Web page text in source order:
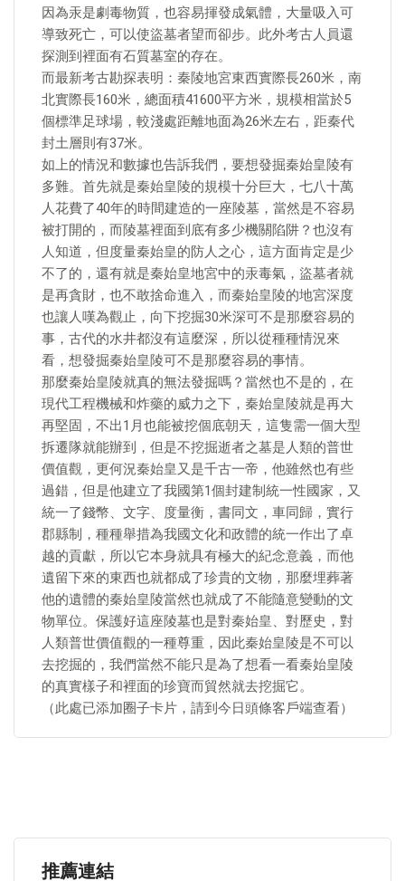
因為汞是劇毒物質，也容易揮發成氣體，大量吸入可
導致死亡，可以使盜墓者望而卻步。此外考古人員還
探測到裡面有石質墓室的存在。
而最新考古勘探表明：秦陵地宮東西實際長260米，南
北實際長160米，總面積41600平方米，規模相當於5
個標準足球場，較淺處距離地面為26米左右，距秦代
封土層則有37米。
如上的情況和數據也告訴我們，要想發掘秦始皇陵有
多難。首先就是秦始皇陵的規模十分巨大，七八十萬
人花費了40年的時間建造的一座陵墓，當然是不容易
被打開的，而陵墓裡面到底有多少機關陷阱？也沒有
人知道，但度量秦始皇的防人之心，這方面肯定是少
不了的，還有就是秦始皇地宮中的汞毒氣，盜墓者就
是再貪財，也不敢捨命進入，而秦始皇陵的地宮深度
也讓人嘆為觀止，向下挖掘30米深可不是那麼容易的
事，古代的水井都沒有這麼深，所以從種種情況來
看，想發掘秦始皇陵可不是那麼容易的事情。
那麼秦始皇陵就真的無法發掘嗎？當然也不是的，在
現代工程機械和炸藥的威力之下，秦始皇陵就是再大
再堅固，不出1月也能被挖個底朝天，這隻需一個大型
拆遷隊就能辦到，但是不挖掘逝者之墓是人類的普世
價值觀，更何況秦始皇又是千古一帝，他雖然也有些
過錯，但是他建立了我國第1個封建制統一性國家，又
統一了錢幣、文字、度量衡，書同文，車同歸，實行
郡縣制，種種舉措為我國文化和政體的統一作出了卓
越的貢獻，所以它本身就具有極大的紀念意義，而他
遺留下來的東西也就都成了珍貴的文物，那麼埋葬著
他的遺體的秦始皇陵當然也就成了不能隨意變動的文
物單位。保護好這座陵墓也是對秦始皇、對歷史，對
人類普世價值觀的一種尊重，因此秦始皇陵是不可以
去挖掘的，我們當然不能只是為了想看一看秦始皇陵
的真實樣子和裡面的珍寶而貿然就去挖掘它。
（此處已添加圈子卡片，請到今日頭條客戶端查看）
推薦連結